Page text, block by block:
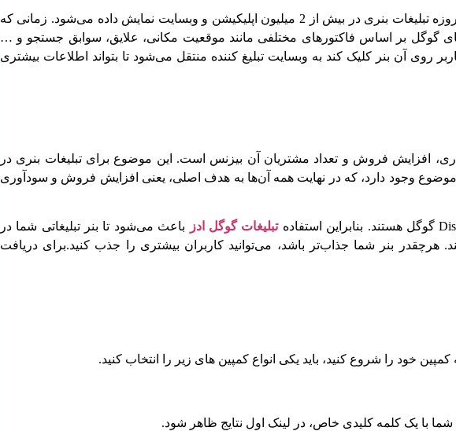
طبق آمار رسمی که توسط کمپانی گوگل منتشر شده است، امروزه تبلیغات بنری در بیش از 2 میلیون اپلیکیشن و وبسایت نمایش داده می‌شود. زمانی که
گوگل بر اساس فاکتورهای مختلفی مانند موقعیت مکانی، علایق، سوابق جستجو و …
روی آن بنر کلیک کند به وبسایت تبلیغ کننده منتقل می‌شود تا بتواند اطلاعات بیشتری
افزایش فروش و تعداد مشتریان آن بیزنس است. این موضوع برای تبلیغات بنری در
وجود دارد، که در نهایت همه آن‌ها به هدف اصلی، یعنی افزایش فروش و سودآوری
تبلیغات گوگل ادز
باعث می‌شود تا بنر تبلیغاتی شما در
بنر شما جذاب‌تر باشد، می‌توانید کاربران بیشتری را جذب کنید.برای دریافت
خود را شروع کنید، باید یکی انواع کمپین های زیر را انتخاب کنید.
با یک کلمه کلیدی خاص، در لینک اول نتایج ظاهر شود.